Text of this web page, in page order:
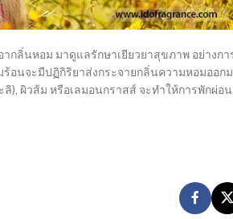
กลิ่นหอม มาดูแลรักษาเยียวยาสุขภาพ อย่างกา
อนจะมีปฏิกิริยาส่งกระจายกลิ่นความหอมออก
), ผิวส้ม หรือเลมอนกราสส์ จะทำให้การพักผ่อน